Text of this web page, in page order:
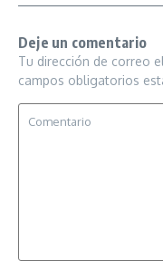
Deje un comentario
Tu dirección de correo
campos obligatorios